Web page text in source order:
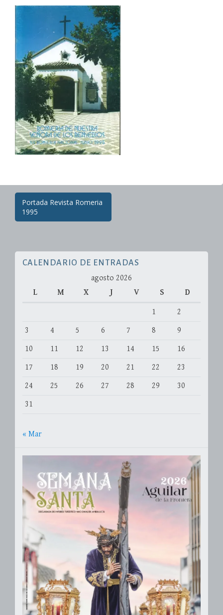
Administradorweb
Post
navigation
Portada Revista Romeria
1995
CALENDARIO DE ENTRADAS
agosto 2026
L
M X J V S D
1
2
3
4 5 6 7 8
9
10
11 12 13 14 15
16
17
18 19 20 21 22
23
24
25 26 27 28 29
30
31
« Mar